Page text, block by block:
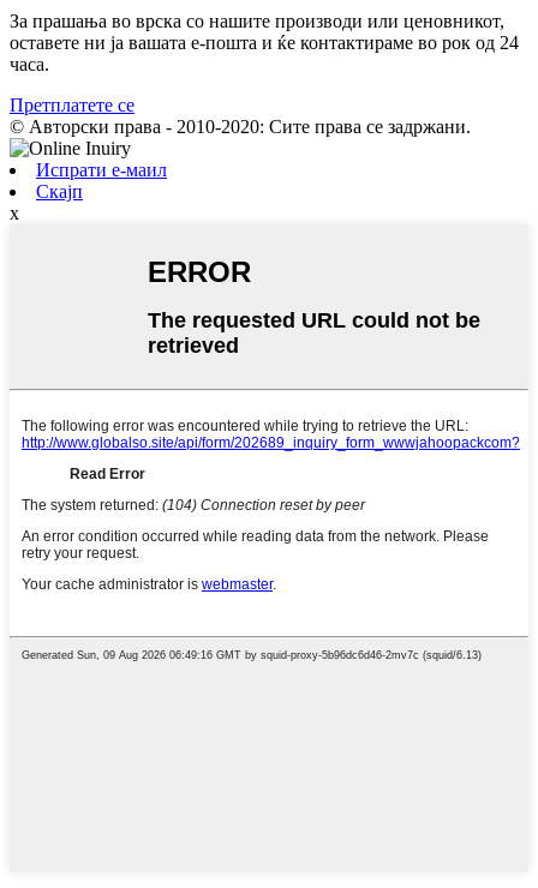
За прашања во врска со нашите производи или ценовникот,
оставете ни ја вашата е-пошта и ќе контактираме во рок од 24
часа.
Претплатете се
© Авторски права - 2010-2020: Сите права се задржани.
Испрати е-маил
Скајп
x